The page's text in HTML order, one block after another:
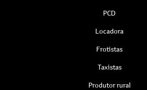
PCD
Locadora
Frotistas
Taxistas
Produtor rural